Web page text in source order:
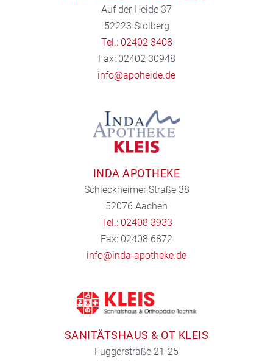
Auf der Heide 37
52223 Stolberg
Tel.: 02402 3408
Fax: 02402 30948
info@apoheide.de
INDA APOTHEKE
Schleckheimer Straße 38
52076 Aachen
Tel.: 02408 3933
Fax: 02408 6872
info@inda-apotheke.de
SANITÄTSHAUS & OT KLEIS
Fuggerstraße 21-25